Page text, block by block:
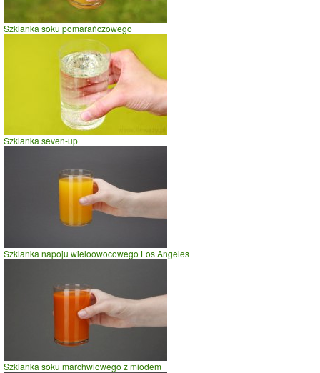
jazda na rowerze
szybki taniec,trucht
spacer
prasowanie
prowadzenie samochodu
Szklanka soku pomarańczowego
Szklanka seven-up
Szklanka napoju wieloowocowego Los Angeles
Szklanka soku marchwiowego z miodem